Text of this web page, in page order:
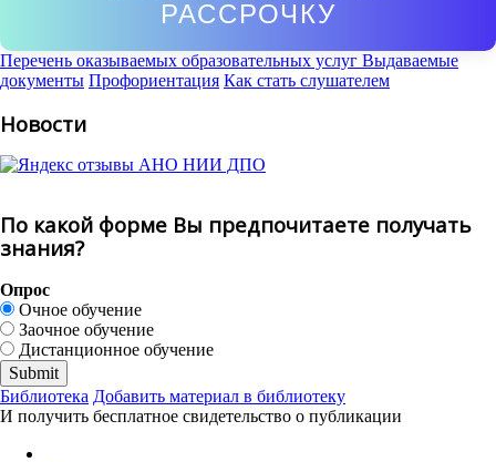
РАССРОЧКУ
Перечень оказываемых образовательных услуг Выдаваемые
документы Профориентация Как стать слушателем
Новости
По какой форме Вы предпочитаете получать
знания?
Опрос
Очное обучение
Заочное обучение
Дистанционное обучение
Библиотека Добавить материал в библиотеку
И получить бесплатное свидетельство о публикации